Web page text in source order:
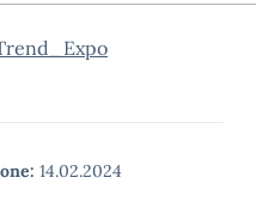
14.02.2024